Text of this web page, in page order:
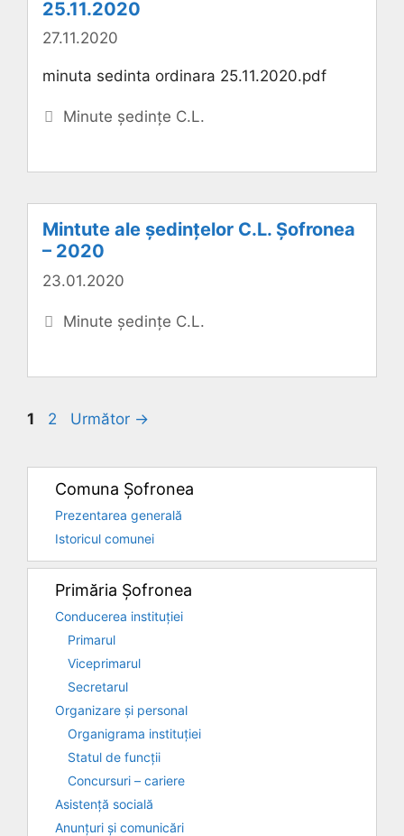
25.11.2020
27.11.2020
minuta sedinta ordinara 25.11.2020.pdf
Categorii
Minute ședințe C.L.
Mintute ale ședințelor C.L. Șofronea
– 2020
23.01.2020
Categorii
Minute ședințe C.L.
Pagina
1 Pagina
2 Următor →
Comuna Șofronea
Prezentarea generală
Istoricul comunei
Primăria Șofronea
Conducerea instituției
Primarul
Viceprimarul
Secretarul
Organizare și personal
Organigrama instituției
Statul de funcții
Concursuri – cariere
Asistență socială
Anunțuri și comunicări